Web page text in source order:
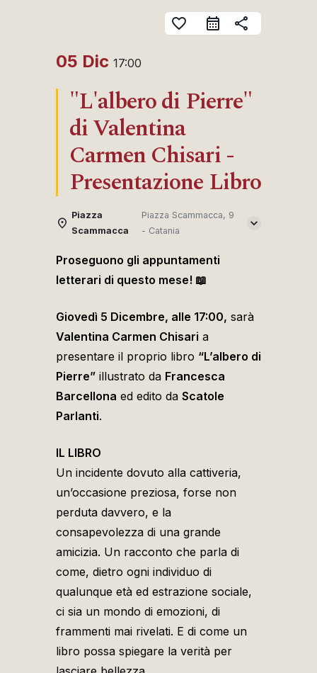
favorite_border share
05 Dic 17:00
"L'albero di Pierre"
di Valentina
Carmen Chisari -
Presentazione Libro
Piazza
Scammacca
Piazza Scammacca, 9
- Catania
Proseguono gli appuntamenti
letterari di questo mese! 📖
Giovedì 5 Dicembre, alle 17:00, sarà
Valentina Carmen Chisari a
presentare il proprio libro “L’albero di
Pierre” illustrato da Francesca
Barcellona ed edito da Scatole
Parlanti.
IL LIBRO
Un incidente dovuto alla cattiveria,
un’occasione preziosa, forse non
perduta davvero, e la
consapevolezza di una grande
amicizia. Un racconto che parla di
come, dietro ogni individuo di
qualunque età ed estrazione sociale,
ci sia un mondo di emozioni, di
frammenti mai rivelati. E di come un
libro possa spiegare la verità per